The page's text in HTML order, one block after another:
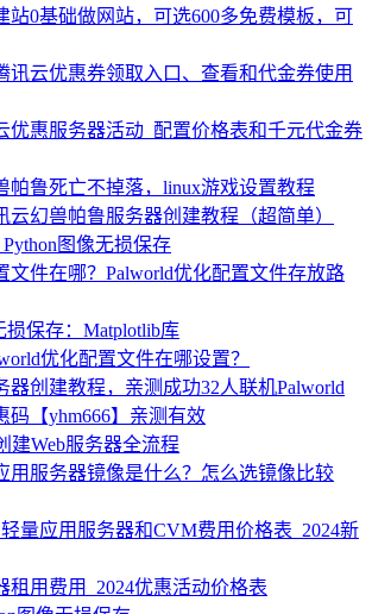
站0基础做网站，可选600多免费模板，可
讯云优惠券领取入口、查看和代金券使用
优惠服务器活动_配置价格表和千元代金券
帕鲁死亡不掉落，linux游戏设置教程
云幻兽帕鲁服务器创建教程（超简单）
图像无损保存
文件在哪？Palworld优化配置文件存放路
损保存：Matplotlib库
优化配置文件在哪设置？
器创建教程，亲测成功32人联机Palworld
码【yhm666】亲测有效
建Web服务器全流程
用服务器镜像是什么？怎么选镜像比较
量应用服务器和CVM费用价格表_2024新
租用费用_2024优惠活动价格表